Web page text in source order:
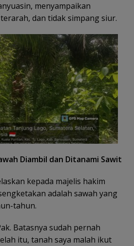
menyampaikan
dan tidak simpang siur.
Diambil dan Ditanami Sawit
kepada majelis hakim
adalah sawah yang
tahun.
Batasnya sudah pernah
itu, tanah saya malah ikut